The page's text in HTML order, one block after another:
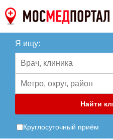
Я ищу:
Найти
Круглосуточный приём